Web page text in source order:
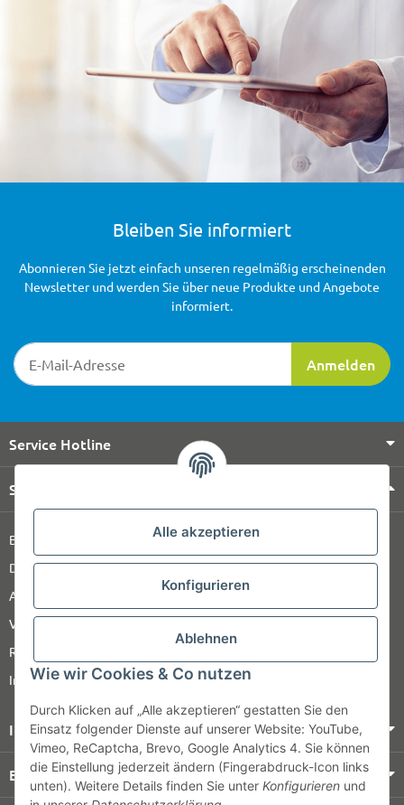
Alle akzeptieren
Konfigurieren
Ablehnen
Wie wir Cookies & Co nutzen
Durch Klicken auf „Alle akzeptieren“ gestatten Sie den
Einsatz folgender Dienste auf unserer Website: YouTube,
Vimeo, ReCaptcha, Brevo, Google Analytics 4. Sie können
die Einstellung jederzeit ändern (Fingerabdruck-Icon links
unten). Weitere Details finden Sie unter Konfigurieren und
Bleiben Sie informiert
Newsletter-Registrierung
Anmelden
Abonnieren Sie jetzt einfach unseren regelmäßig erscheinenden
Newsletter und werden Sie über neue Produkte und Angebote
informiert.
Service Hotline
Shop Service
Barrierefreiheitserklärung
Datenschutz
AGB
Versandinformationen
Retour
Impressum
Informationen
Bezahlung & Versand